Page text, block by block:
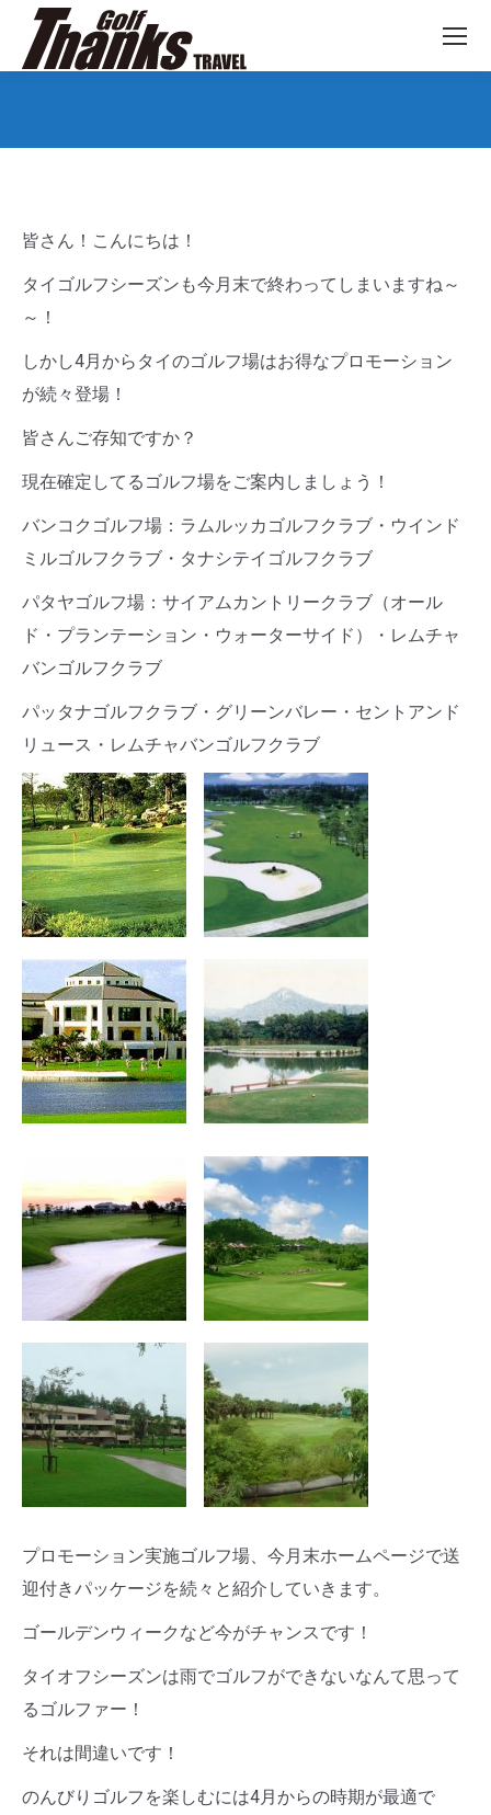
皆さん！こんにちは！
タイゴルフシーズンも今月末で終わってしまいますね～
～！
しかし4月からタイのゴルフ場はお得なプロモーション
が続々登場！
皆さんご存知ですか？
現在確定してるゴルフ場をご案内しましょう！
バンコクゴルフ場：ラムルッカゴルフクラブ・ウインド
ミルゴルフクラブ・タナシテイゴルフクラブ
パタヤゴルフ場：サイアムカントリークラブ（オール
ド・プランテーション・ウォーターサイド）・レムチャ
バンゴルフクラブ
パッタナゴルフクラブ・グリーンバレー・セントアンド
リュース・レムチャバンゴルフクラブ
プロモーション実施ゴルフ場、今月末ホームページで送
迎付きパッケージを続々と紹介していきます。
ゴールデンウィークなど今がチャンスです！
タイオフシーズンは雨でゴルフができないなんて思って
るゴルファー！
それは間違いです！
のんびりゴルフを楽しむには4月からの時期が最適で